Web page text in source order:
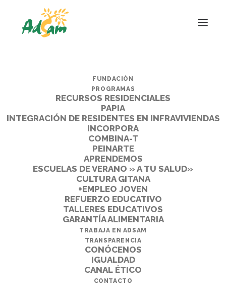
FUNDACIÓN
PROGRAMAS
RECURSOS RESIDENCIALES
PAPIA
INTEGRACIÓN DE RESIDENTES EN INFRAVIVIENDAS
INCORPORA
COMBINA-T
PEINARTE
APRENDEMOS
ESCUELAS DE VERANO » A TU SALUD»
CULTURA GITANA
+EMPLEO JOVEN
REFUERZO EDUCATIVO
TALLERES EDUCATIVOS
GARANTÍA ALIMENTARIA
TRABAJA EN ADSAM
TRANSPARENCIA
CONÓCENOS
IGUALDAD
CANAL ÉTICO
CONTACTO